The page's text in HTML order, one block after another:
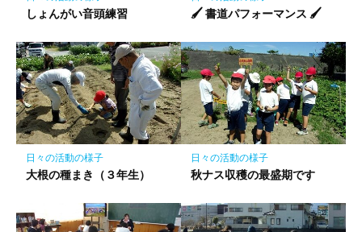
しょんがい音頭練習 🖌 書道パフォーマンス 🖌
日々の活動の様子
大根の種まき（３年生）
日々の活動の様子
秋ナス収穫の最盛期です